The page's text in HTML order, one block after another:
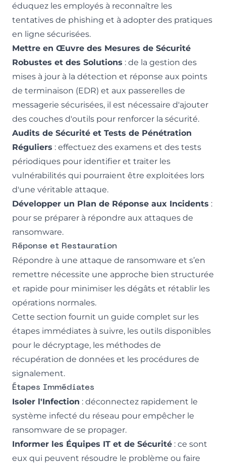
éduquez les employés à reconnaître les
tentatives de phishing et à adopter des pratiques
en ligne sécurisées.
Mettre en Œuvre des Mesures de Sécurité
Robustes et des Solutions : de la gestion des
mises à jour à la détection et réponse aux points
de terminaison (EDR) et aux passerelles de
messagerie sécurisées, il est nécessaire d'ajouter
des couches d'outils pour renforcer la sécurité.
Audits de Sécurité et Tests de Pénétration
Réguliers : effectuez des examens et des tests
périodiques pour identifier et traiter les
vulnérabilités qui pourraient être exploitées lors
d'une véritable attaque.
Développer un Plan de Réponse aux Incidents :
pour se préparer à répondre aux attaques de
ransomware.
Réponse et Restauration
Répondre à une attaque de ransomware et s’en
remettre nécessite une approche bien structurée
et rapide pour minimiser les dégâts et rétablir les
opérations normales.
Cette section fournit un guide complet sur les
étapes immédiates à suivre, les outils disponibles
pour le décryptage, les méthodes de
récupération de données et les procédures de
signalement.
Étapes Immédiates
Isoler l'Infection : déconnectez rapidement le
système infecté du réseau pour empêcher le
ransomware de se propager.
Informer les Équipes IT et de Sécurité : ce sont
eux qui peuvent résoudre le problème ou faire